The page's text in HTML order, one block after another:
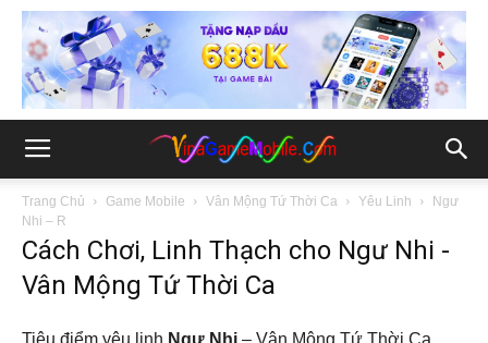
Trang Chủ Game Mobile Vân Mộng Tứ Thời Ca Yêu Linh
Ngư
Nhi – R
Cách Chơi, Linh Thạch cho Ngư Nhi -
Vân Mộng Tứ Thời Ca
Tiêu điểm yêu linh Ngư Nhi – Vân Mộng Tứ Thời Ca.